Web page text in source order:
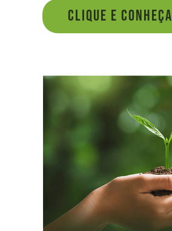
CLIQUE E CONHEÇA